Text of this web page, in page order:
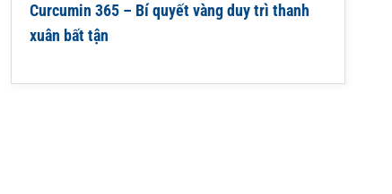
Curcumin 365 – Bí quyết vàng duy trì thanh
xuân bất tận